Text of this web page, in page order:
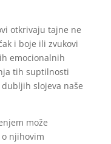
otkrivaju tajne ne
i boje ili zvukovi
emocionalnih
tih suptilnosti
slojeva naše
može
njihovim